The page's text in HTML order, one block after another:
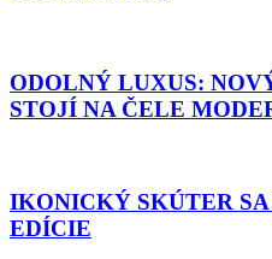
ODOLNÝ LUXUS:
STOJÍ NA ČELE
IKONICKÝ SKÚTER
EDÍCIE